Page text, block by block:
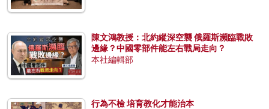
陳文鴻教授：北約縱深空襲 俄羅斯瀕臨戰敗
邊緣？中國零部件能左右戰局走向？
本社編輯部
行為不檢 培育教化才能治本